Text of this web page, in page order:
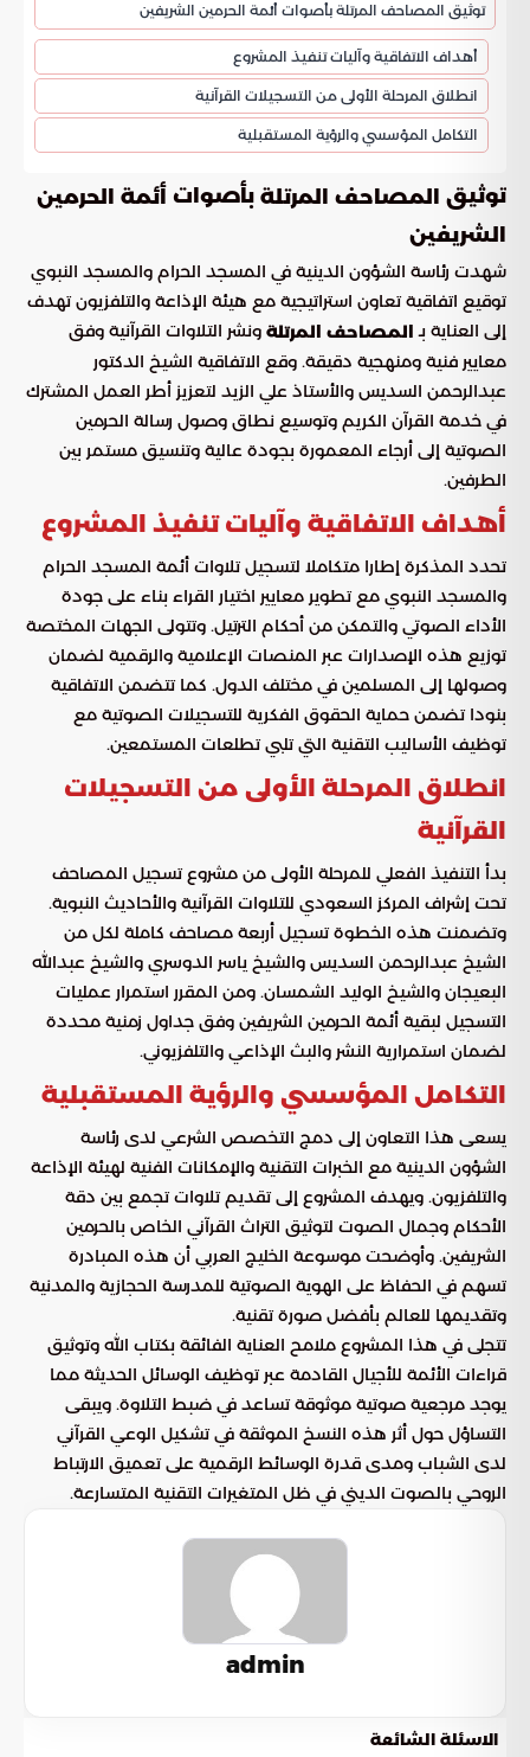
توثيق المصاحف المرتلة بأصوات أئمة الحرمين الشريفين
أهداف الاتفاقية وآليات تنفيذ المشروع
انطلاق المرحلة الأولى من التسجيلات القرآنية
التكامل المؤسسي والرؤية المستقبلية
توثيق المصاحف المرتلة بأصوات أئمة الحرمين
الشريفين
شهدت رئاسة الشؤون الدينية في المسجد الحرام والمسجد النبوي
توقيع اتفاقية تعاون استراتيجية مع هيئة الإذاعة والتلفزيون تهدف
إلى العناية بـ المصاحف المرتلة ونشر التلاوات القرآنية وفق
معايير فنية ومنهجية دقيقة. وقع الاتفاقية الشيخ الدكتور
عبدالرحمن السديس والأستاذ علي الزيد لتعزيز أطر العمل المشترك
في خدمة القرآن الكريم وتوسيع نطاق وصول رسالة الحرمين
الصوتية إلى أرجاء المعمورة بجودة عالية وتنسيق مستمر بين
الطرفين.
أهداف الاتفاقية وآليات تنفيذ المشروع
تحدد المذكرة إطارا متكاملا لتسجيل تلاوات أئمة المسجد الحرام
والمسجد النبوي مع تطوير معايير اختيار القراء بناء على جودة
الأداء الصوتي والتمكن من أحكام الترتيل. وتتولى الجهات المختصة
توزيع هذه الإصدارات عبر المنصات الإعلامية والرقمية لضمان
وصولها إلى المسلمين في مختلف الدول. كما تتضمن الاتفاقية
بنودا تضمن حماية الحقوق الفكرية للتسجيلات الصوتية مع
توظيف الأساليب التقنية التي تلبي تطلعات المستمعين.
انطلاق المرحلة الأولى من التسجيلات
القرآنية
بدأ التنفيذ الفعلي للمرحلة الأولى من مشروع تسجيل المصاحف
تحت إشراف المركز السعودي للتلاوات القرآنية والأحاديث النبوية.
وتضمنت هذه الخطوة تسجيل أربعة مصاحف كاملة لكل من
الشيخ عبدالرحمن السديس والشيخ ياسر الدوسري والشيخ عبدالله
البعيجان والشيخ الوليد الشمسان. ومن المقرر استمرار عمليات
التسجيل لبقية أئمة الحرمين الشريفين وفق جداول زمنية محددة
لضمان استمرارية النشر والبث الإذاعي والتلفزيوني.
التكامل المؤسسي والرؤية المستقبلية
يسعى هذا التعاون إلى دمج التخصص الشرعي لدى رئاسة
الشؤون الدينية مع الخبرات التقنية والإمكانات الفنية لهيئة الإذاعة
والتلفزيون. ويهدف المشروع إلى تقديم تلاوات تجمع بين دقة
الأحكام وجمال الصوت لتوثيق التراث القرآني الخاص بالحرمين
الشريفين. وأوضحت موسوعة الخليج العربي أن هذه المبادرة
تسهم في الحفاظ على الهوية الصوتية للمدرسة الحجازية والمدنية
وتقديمها للعالم بأفضل صورة تقنية.
تتجلى في هذا المشروع ملامح العناية الفائقة بكتاب الله وتوثيق
قراءات الأئمة للأجيال القادمة عبر توظيف الوسائل الحديثة مما
يوجد مرجعية صوتية موثوقة تساعد في ضبط التلاوة. ويبقى
التساؤل حول أثر هذه النسخ الموثقة في تشكيل الوعي القرآني
لدى الشباب ومدى قدرة الوسائط الرقمية على تعميق الارتباط
الروحي بالصوت الديني في ظل المتغيرات التقنية المتسارعة.
admin
الاسئلة الشائعة